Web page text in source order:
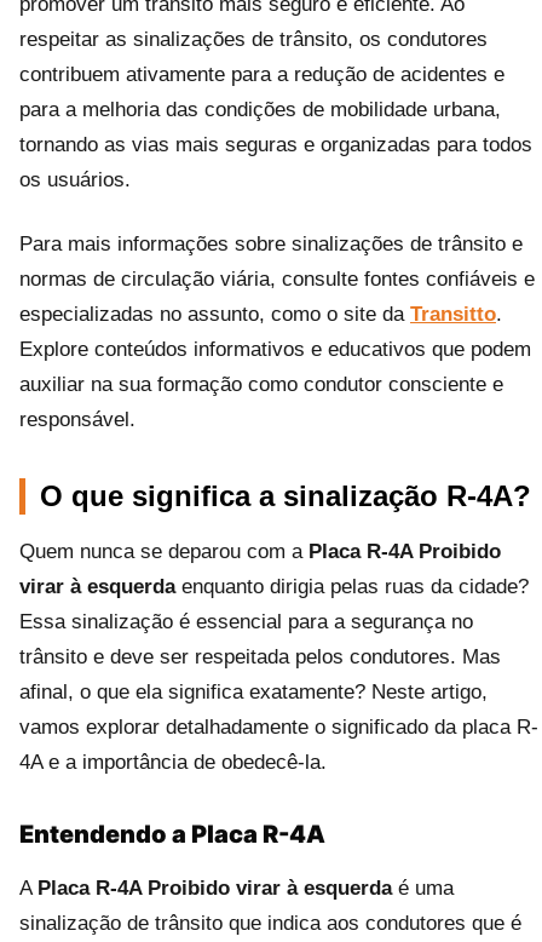
respeitar as sinalizações de trânsito, os condutores
contribuem ativamente para a redução de acidentes e
para a melhoria das condições de mobilidade urbana,
tornando as vias mais seguras e organizadas para todos
os usuários.
Para mais informações sobre sinalizações de trânsito e
normas de circulação viária, consulte fontes confiáveis e
especializadas no assunto, como o site da Transitto.
Explore conteúdos informativos e educativos que podem
auxiliar na sua formação como condutor consciente e
responsável.
O que significa a sinalização R-4A?
Quem nunca se deparou com a Placa R-4A Proibido
virar à esquerdaenquanto dirigia pelas ruas da cidade?
Essa sinalização é essencial para a segurança no
trânsito e deve ser respeitada pelos condutores. Mas
afinal, o que ela significa exatamente? Neste artigo,
vamos explorar detalhadamente o significado da placa R-
4A e a importância de obedecê-la.
Entendendo a Placa R-4A
A Placa R-4A Proibido virar à esquerdaé uma
sinalização de trânsito que indica aos condutores que é